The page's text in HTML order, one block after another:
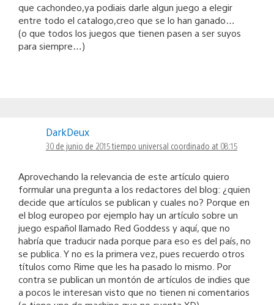
que cachondeo,ya podiais darle algun juego a elegir
entre todo el catalogo,creo que se lo han ganado…
(o que todos los juegos que tienen pasen a ser suyos
para siempre…)
DarkDeux
30 de junio de 2015 tiempo universal coordinado at 08:15
Aprovechando la relevancia de este artículo quiero
formular una pregunta a los redactores del blog: ¿quien
decide que artículos se publican y cuales no? Porque en
el blog europeo por ejemplo hay un artículo sobre un
juego español llamado Red Goddess y aquí, que no
habría que traducir nada porque para eso es del país, no
se publica. Y no es la primera vez, pues recuerdo otros
títulos como Rime que les ha pasado lo mismo. Por
contra se publican un montón de artículos de indies que
a pocos le interesan visto que no tienen ni comentarios